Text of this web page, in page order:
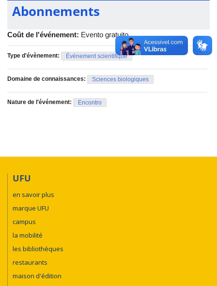
Abonnements
Coût de l'événement: Evento gratuito
Type d'évènement: Événement scientifique
Domaine de connaissances: Sciences biologiques
Nature de l'événement: Encontro
UFU
en savoir plus
marque UFU
campus
la mobilité
les bibliothèques
restaurants
maison d'édition